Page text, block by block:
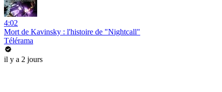
4:02
Mort de Kavinsky : l'histoire de "Nightcall"
Télérama
il y a 2 jours